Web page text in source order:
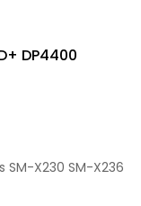
DP4400